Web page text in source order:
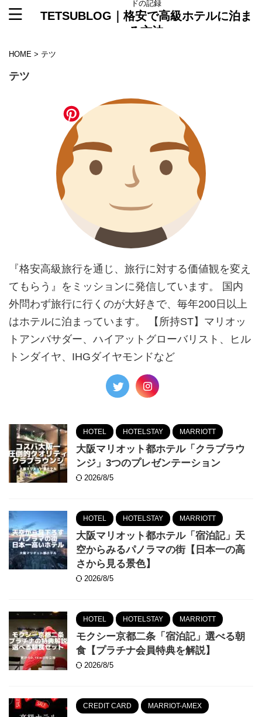
ドの記録
TETSUBLOG｜格安で高級ホテルに泊ま
る方法
HOME > テツ
テツ
『格安高級旅行を通じ、旅行に対する価値観を変え
てもらう』をミッションに発信しています。 国内
外問わず旅行に行くのが大好きで、毎年200日以上
はホテルに泊まっています。 【所持ST】マリオッ
トアンバサダー、ハイアットグローバリスト、ヒル
トンダイヤ、IHGダイヤモンドなど
HOTEL HOTELSTAY MARRIOTT
大阪マリオット都ホテル「クラブラウ
ンジ」3つのプレゼンテーション
2026/8/5
HOTEL HOTELSTAY MARRIOTT
大阪マリオット都ホテル「宿泊記」天
空からみるパノラマの街【日本一の高
さから見る景色】
2026/8/5
HOTEL HOTELSTAY MARRIOTT
モクシー京都二条「宿泊記」選べる朝
食【プラチナ会員特典を解説】
2026/8/5
CREDIT CARD MARRIOT-AMEX